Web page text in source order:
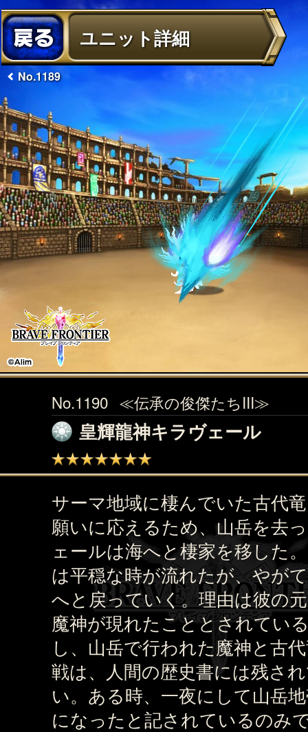
ユニット詳細
No.1189
No.1190 ≪伝承の俊傑たちIII≫
皇輝龍神キラヴェール
サーマ地域に棲んでいた古代
願いに応えるため、山岳を去
ェールは海へと棲家を移した
は平穏な時が流れたが、やが
へと戻っていく。理由は彼の
魔神が現れたこととされてい
し、山岳で行われた魔神と古
戦は、人間の歴史書には残さ
い。ある時、一夜にして山岳
になったと記されているのみ